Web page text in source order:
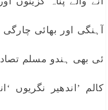
آہنگی اور بھائی
ئی بھی ہندو مسلم
کالم ’اندھیر نگریوں